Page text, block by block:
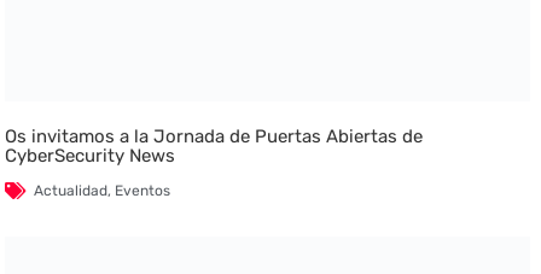
Os invitamos a la Jornada de Puertas Abiertas de
CyberSecurity News
Actualidad, Eventos